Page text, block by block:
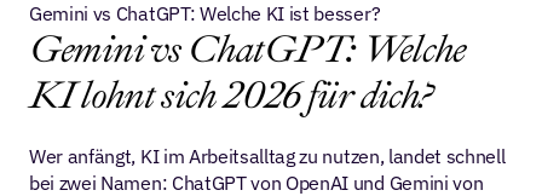
Gemini vs ChatGPT: Welche KI ist besser?
Gemini vs ChatGPT: Welche
KI lohnt sich 2026 für dich?
Wer anfängt, KI im Arbeitsalltag zu nutzen, landet schnell
bei zwei Namen: ChatGPT von OpenAI und Gemini von